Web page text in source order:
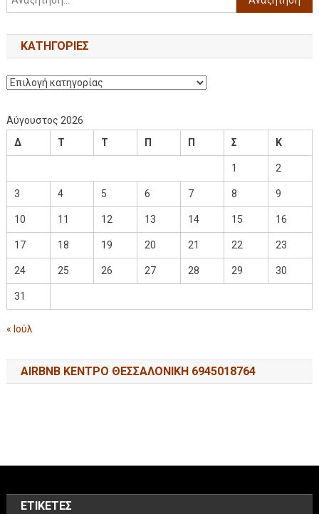
KΑΤΗΓΟΡΊΕΣ
Αύγουστος 2026
Δ
Τ Τ Π Π Σ Κ
1 2
3 4 5 6 7 8 9
10 11 12 13 14 15 16
17 18 19 20 21 22 23
24 25 26 27 28 29 30
31
« Ιούλ
AIRBNB ΚΕΝΤΡΟ ΘΕΣΣΑΛΟΝΙΚΗ 6945018764
ΕΤΙΚΈΤΕΣ